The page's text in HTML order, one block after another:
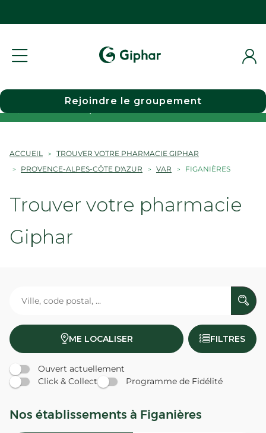
Choisir une pharmacie
Rejoindre le groupement
ACCUEIL
TROUVER VOTRE PHARMACIE GIPHAR
PROVENCE-ALPES-CÔTE D'AZUR
VAR FIGANIÈRES
Trouver votre pharmacie
Giphar
ME LOCALISER FILTRES
Ouvert actuellement
Click & Collect
Programme de Fidélité
Nos établissements à Figanières